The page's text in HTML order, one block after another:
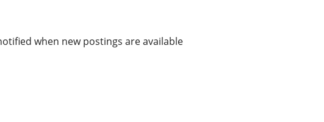
when new postings are available